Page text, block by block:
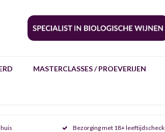
MASTERCLASSES / PROEVERIJEN
Bezorging met 18+ leeftijdscheck